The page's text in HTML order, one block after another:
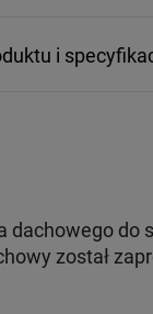
i
do
został